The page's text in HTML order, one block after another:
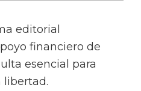
editorial
financiero de
esencial para
libertad.